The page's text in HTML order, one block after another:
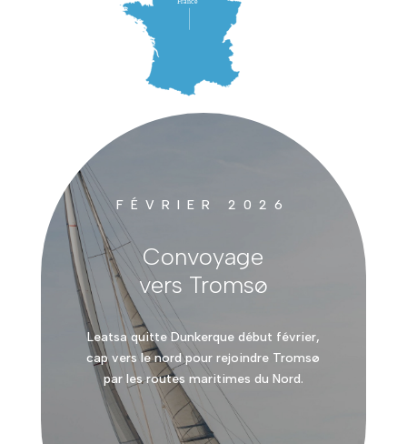
FÉVRIER 2026
Convoyage
vers Tromsø
Leatsa quitte Dunkerque début février,
cap vers le nord pour rejoindre Tromsø
par les routes maritimes du Nord.